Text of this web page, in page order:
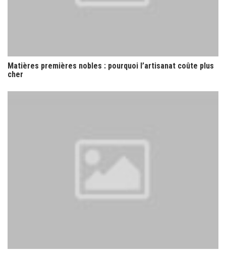
Matières premières nobles : pourquoi l’artisanat coûte plus
cher